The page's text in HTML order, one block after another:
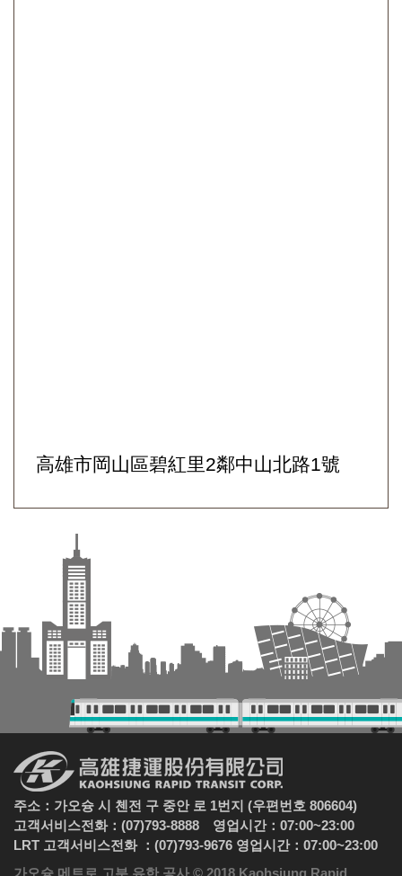
高雄市岡山區碧紅里2鄰中山北路1號
주소：가오슝 시 첸전 구 중안 로 1번지 (우편번호 806604)
고객서비스전화：(07)793-8888 영업시간：07:00~23:00
LRT 고객서비스전화 ：(07)793-9676 영업시간：07:00~23:00
가오슝 메트로 고분 유한 공사 © 2018 Kaohsiung Rapid